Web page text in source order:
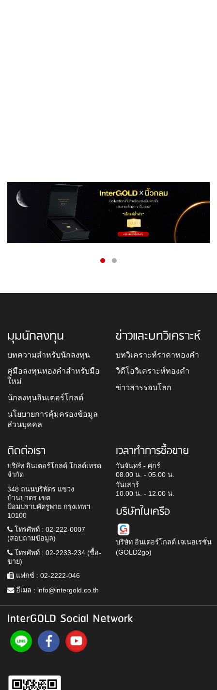
มุมนักลงทุน
บทความสำหรับนักลงทุน
คู่มือลงทุนทองคำสำหรับมือ
ใหม่
นักลงทุนอินเตอร์โกลด์
นโยบายการคุ้มครองข้อมูล
ส่วนบุคคล
ข่าวและบทวิเคราะห์
บทวิเคราะห์ราคาทองคำ
วิดีโอวิเคราะห์ทองคำ
ข่าวสารรอบโลก
ติดต่อเรา
บริษัท อินเตอร์โกลด์ โกลด์เทรด
จำกัด
348 ถนนบริพัตร แขวง
บ้านบาตร เขต
ป้อมปราบศัตรูพ่าย กรุงเทพฯ
10100
โทรศัพท์ : 02-222-0007
(สอบถามข้อมูล)
โทรศัพท์ : 02-2233-234 (ซื้อ-
ขาย)
แฟกซ์ : 02-2222-046
อีเมล : info@intergold.co.th
เวลาทำการซื้อขาย
วันจันทร์ - ศุกร์
08.00 น. - 05.00 น.
วันเสาร์
10.00 น. - 12.00 น.
บริษัทในเครือ
บริษัท อินเตอร์โกลด์ เจเนอเรชั่น
(GOLD2go)
InterGOLD Social Network